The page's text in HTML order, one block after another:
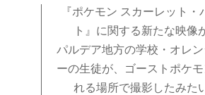
『ポケモン スカーレット・
ト』に関する新たな映像
パルデア地方の学校・オレン
ーの生徒が、ゴーストポケ
れる場所で撮影したみた